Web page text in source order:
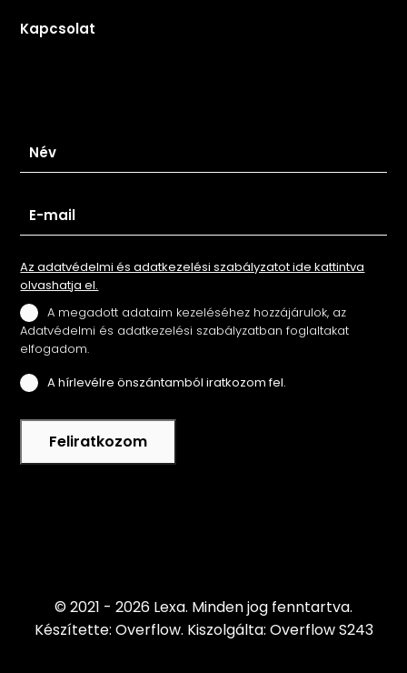
Kapcsolat
Az adatvédelmi és adatkezelési szabályzatot ide kattintva
olvashatja el.
A megadott adataim kezeléséhez hozzájárulok, az
Adatvédelmi és adatkezelési szabályzatban foglaltakat
elfogadom.
A hírlevélre önszántamból iratkozom fel.
Feliratkozom
© 2021 - 2026 Lexa. Minden jog fenntartva.
Készítette: Overflow. Kiszolgálta: Overflow S243